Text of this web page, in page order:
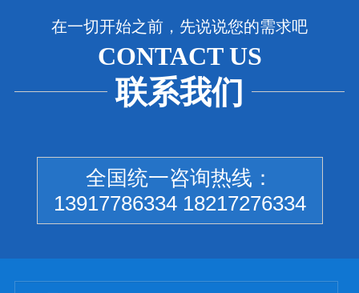
在一切开始之前，先说说您的需求吧
CONTACT US
联系我们
全国统一咨询热线：
13917786334 18217276334